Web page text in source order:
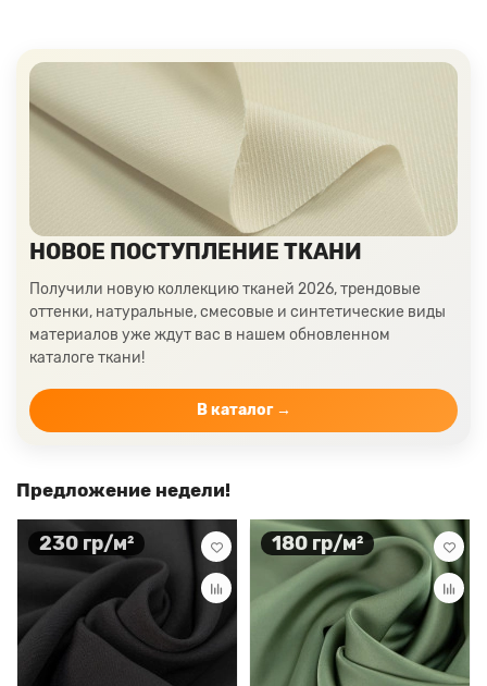
НОВОЕ ПОСТУПЛЕНИЕ ТКАНИ
Получили новую коллекцию тканей 2026, трендовые
оттенки, натуральные, смесовые и синтетические виды
материалов уже ждут вас в нашем обновленном
каталоге ткани!
В каталог →
Предложение недели!
230 гр/м² 180 гр/м²